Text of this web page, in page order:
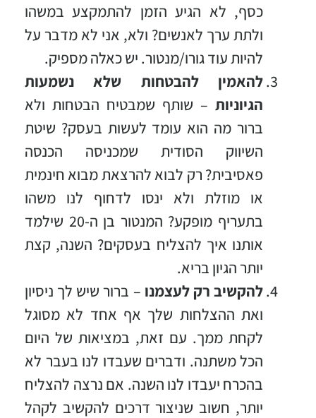
כסף, לא הגיע הזמן להתמקצע במשהו
ולתת ערך לאנשים? ולא, אני לא מדבר על
להיות עוד גורו/מנטור. יש כאלה מספיק.
להאמין להבטחות שלא נשמעות
הגיוניות – שותף שמבטיח הבטחות ולא
ברור מה הוא עומד לעשות בעסק? שיטת
השיווק הסודית שמכניסה הכנסה
פאסיבית? רק לבוא להרצאת מבוא חינמית
או מוזלת ולא ינסו לדחוף לנו משהו
בתעריף מופקע? המנטור בן ה-20 שילמד
אותנו איך להצליח בעסקים? השנה, קצת
יותר הגיון בריא.
להקשיב רק לעצמנו – ברור שיש לך ניסיון
ואת ההצלחות שלך אף אחד לא מסוגל
לקחת ממך. עם זאת, במציאות של היום
הכל משתנה. ודברים שעבדו לנו בעבר לא
בהכרח יעבדו לנו השנה. אם נרצה להצליח
יותר, חשוב שניצור דרכים להקשיב לקהל